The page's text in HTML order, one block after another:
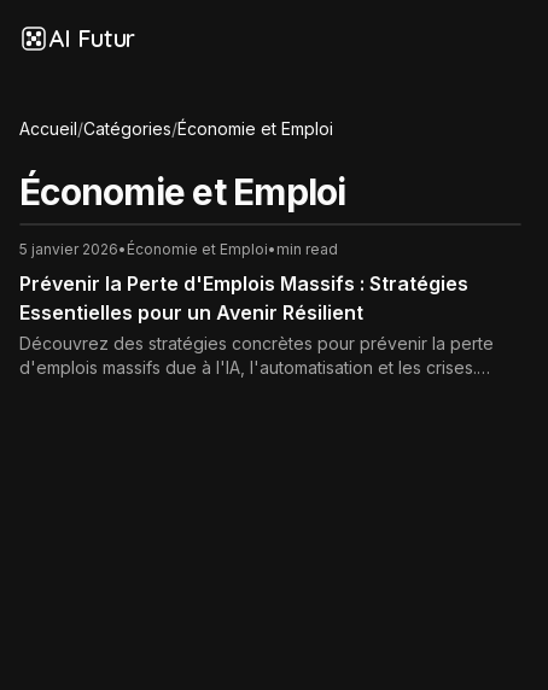
AI Futur
Accueil/Catégories/Économie et Emploi
Économie et Emploi
5 janvier 2026• Économie et Emploi• min read
Prévenir la Perte d'Emplois Massifs : Stratégies
Essentielles pour un Avenir Résilient
Découvrez des stratégies concrètes pour prévenir la perte
d'emplois massifs due à l'IA, l'automatisation et les crises.